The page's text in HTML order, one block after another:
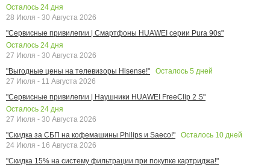
Осталось 24 дня
28 Июля - 30 Августа 2026
"Сервисные привилегии | Смартфоны HUAWEI серии Pura 90s"
Осталось 24 дня
27 Июля - 30 Августа 2026
"Выгодные цены на телевизоры Hisense!"
Осталось 5 дней
27 Июля - 11 Августа 2026
"Сервисные привилегии | Наушники HUAWEI FreeClip 2 S"
Осталось 24 дня
27 Июля - 30 Августа 2026
"Скидка за СБП на кофемашины Philips и Saeco!"
Осталось 10 дней
24 Июля - 16 Августа 2026
"Скидка 15% на систему фильтрации при покупке картриджа!"